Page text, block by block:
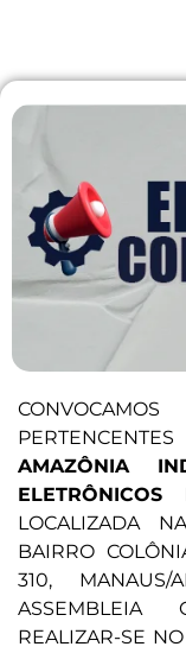
AMAZÔNIA
ELETRÔNICOS
LOCALIZADA
BAIRRO
310, MANAUS/
ASSEMBLEIA
REALIZAR-SE